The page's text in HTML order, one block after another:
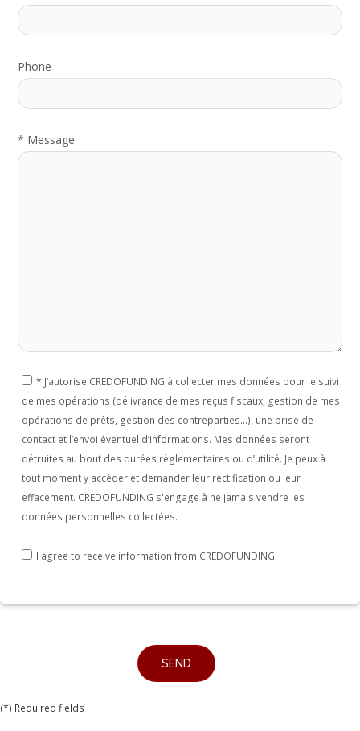
Phone
* Message
If
you
are
human,
ignore
this
* J’autorise CREDOFUNDING à collecter mes données pour le suivi
de mes opérations (délivrance de mes reçus fiscaux, gestion de mes
opérations de prêts, gestion des contreparties...), une prise de
contact et l’envoi éventuel d’informations. Mes données seront
détruites au bout des durées règlementaires ou d’utilité. Je peux à
tout moment y accéder et demander leur rectification ou leur
effacement. CREDOFUNDING s'engage à ne jamais vendre les
données personnelles collectées.
I agree to receive information from CREDOFUNDING
(*) Required fields